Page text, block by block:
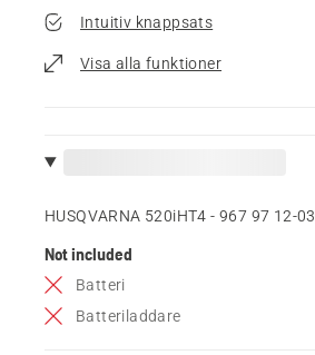
Intuitiv knappsats
Visa alla funktioner
HUSQVARNA 520iHT4 - 967 97 12‑03
Not included
Batteri
Batteriladdare